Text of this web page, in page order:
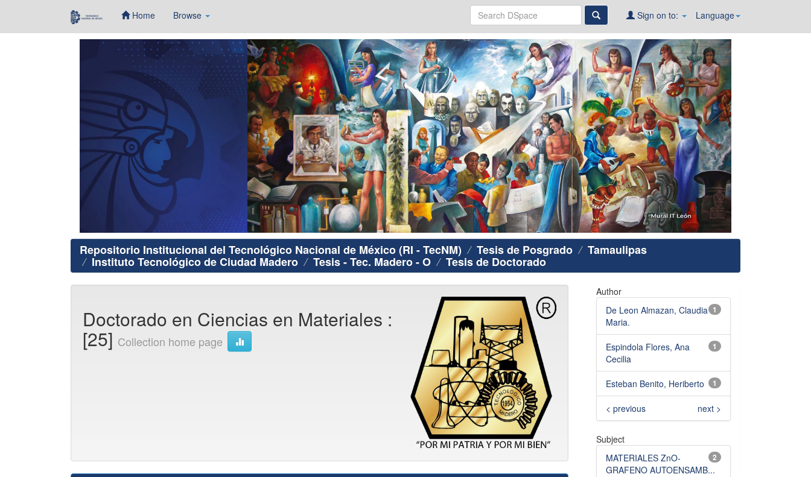
Home Browse Language
Sign on to:
Repositorio Institucional del Tecnológico Nacional de México (RI - TecNM) Tesis de Posgrado Tamaulipas
Instituto Tecnológico de Ciudad Madero Tesis - Tec. Madero - O Tesis de Doctorado
Doctorado en Ciencias en Materiales :
[25] Collection home page
Author
1
De Leon Almazan, Claudia
Maria.
1
Espindola Flores, Ana
Cecilia
1
Esteban Benito, Heriberto
< previous next >
Subject
2
MATERIALES ZnO-
GRAFENO AUTOENSAMB...